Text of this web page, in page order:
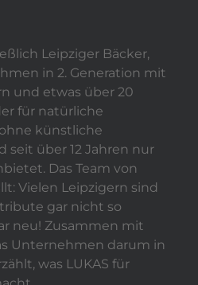
Leipziger Bäcker,
in 2. Generation mit
und etwas über 20
für natürliche
künstliche
über 12 Jahren nur
Das Team von
Vielen Leipzigern sind
gar nicht so
neu! Zusammen mit
Unternehmen darum in
was LUKAS für